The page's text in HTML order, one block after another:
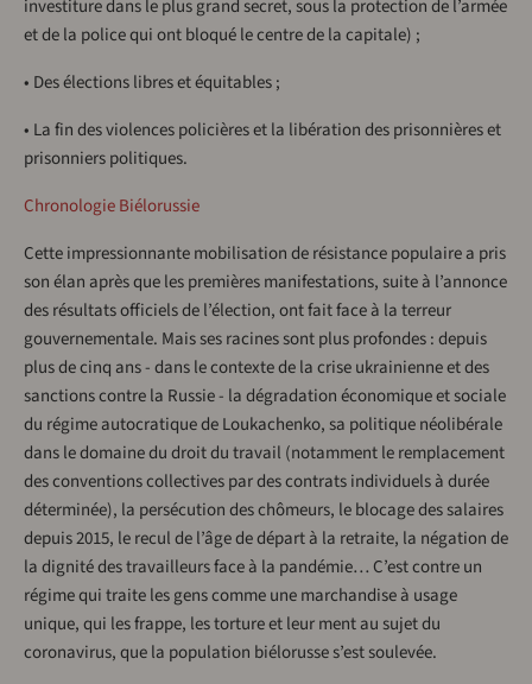
investiture dans le plus grand secret, sous la protection de l’armée
et de la police qui ont bloqué le centre de la capitale) ;
• Des élections libres et équitables ;
• La fin des violences policières et la libération des prisonnières et
prisonniers politiques.
Chronologie Biélorussie
Cette impressionnante mobilisation de résistance populaire a pris
son élan après que les premières manifestations, suite à l’annonce
des résultats officiels de l’élection, ont fait face à la terreur
gouvernementale. Mais ses racines sont plus profondes : depuis
plus de cinq ans - dans le contexte de la crise ukrainienne et des
sanctions contre la Russie - la dégradation économique et sociale
du régime autocratique de Loukachenko, sa politique néolibérale
dans le domaine du droit du travail (notamment le remplacement
des conventions collectives par des contrats individuels à durée
déterminée), la persécution des chômeurs, le blocage des salaires
depuis 2015, le recul de l’âge de départ à la retraite, la négation de
la dignité des travailleurs face à la pandémie… C’est contre un
régime qui traite les gens comme une marchandise à usage
unique, qui les frappe, les torture et leur ment au sujet du
coronavirus, que la population biélorusse s’est soulevée.